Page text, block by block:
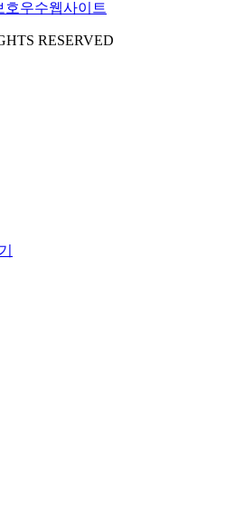
RESERVED